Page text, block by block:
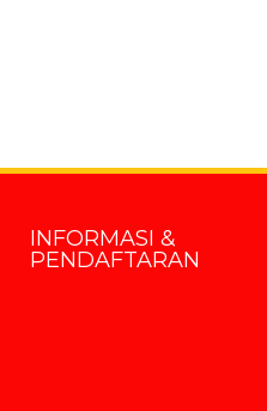
INFORMASI &
PENDAFTARAN